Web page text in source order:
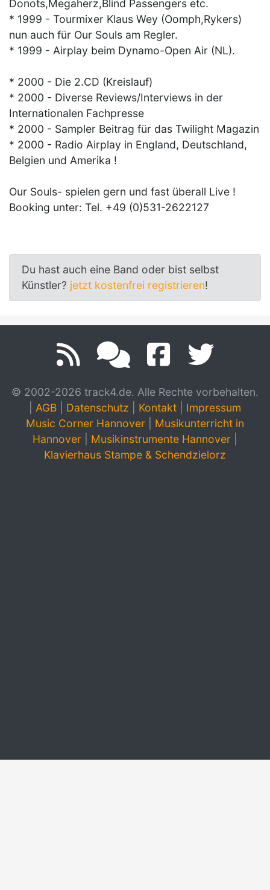
Donots,Megaherz,Blind Passengers etc.
* 1999 - Tourmixer Klaus Wey (Oomph,Rykers)
nun auch für Our Souls am Regler.
* 1999 - Airplay beim Dynamo-Open Air (NL).
* 2000 - Die 2.CD (Kreislauf)
* 2000 - Diverse Reviews/Interviews in der
Internationalen Fachpresse
* 2000 - Sampler Beitrag für das Twilight Magazin
* 2000 - Radio Airplay in England, Deutschland,
Belgien und Amerika !
Our Souls- spielen gern und fast überall Live !
Booking unter: Tel. +49 (0)531-2622127
Du hast auch eine Band oder bist selbst
Künstler? jetzt kostenfrei registrieren!
© 2002-2026 track4.de. Alle Rechte vorbehalten.
AGB Datenschutz Kontakt
Impressum
Music Corner Hannover
Musikunterricht in
Hannover
Musikinstrumente Hannover
Klavierhaus Stampe & Schendzielorz